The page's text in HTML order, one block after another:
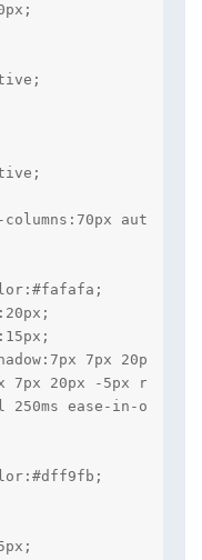
auto
7px 20px -
7px 20px -5px
250ms ease-in-out;